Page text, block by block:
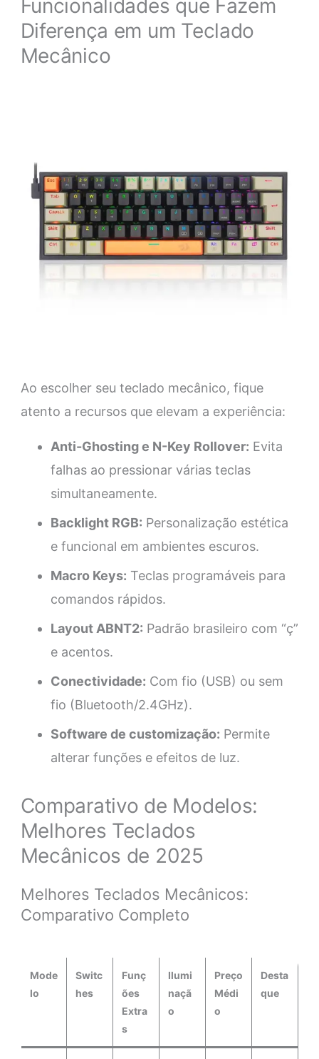
Funcionalidades que Fazem
Diferença em um Teclado
Mecânico
Ao escolher seu teclado mecânico, fique
atento a recursos que elevam a experiência:
Anti-Ghosting e N-Key Rollover: Evita
falhas ao pressionar várias teclas
simultaneamente.
Backlight RGB: Personalização estética
e funcional em ambientes escuros.
Macro Keys: Teclas programáveis para
comandos rápidos.
Layout ABNT2: Padrão brasileiro com “ç”
e acentos.
Conectividade: Com fio (USB) ou sem
fio (Bluetooth/2.4GHz).
Software de customização: Permite
alterar funções e efeitos de luz.
Comparativo de Modelos:
Melhores Teclados
Mecânicos de 2025
Melhores Teclados Mecânicos:
Comparativo Completo
Mode
lo
Switc
hes
Funç
ões
Extra
s
Ilumi
naçã
o
Preço
Médi
o
Desta
que